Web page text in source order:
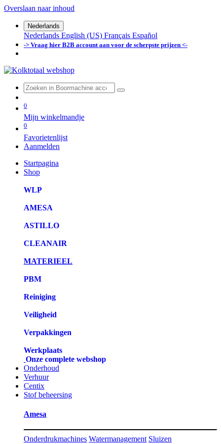
Overslaan naar inhoud
Nederlands
Nederlands English (US) Français Español
-> Vraag hier B2B account aan voor de scherpste prijzen <-
0
Mijn winkelmandje
0
Favorietenlijst
Aanmelden
Startpagina
Shop
WLP
AMESA
ASTILLO
CLEANAIR
MATERIEEL
PBM
Reiniging
Veiligheid
Verpakkingen
Werkplaats
Onze complete webshop
Onderhoud
Verhuur
Centix
Stof beheersing
Amesa
Onderdrukmachines Watermanagement Sluizen